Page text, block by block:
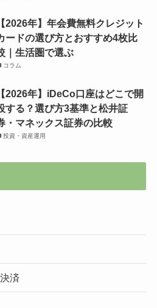
【2026年】年会費無料クレジット
ードの選び方とおすすめ4枚比
｜生活圏で選ぶ
コラム
【2026年】iDeCo口座はどこで開
する？選び方3基準と松井証
・マネックス証券の比較
投資・資産運用
済